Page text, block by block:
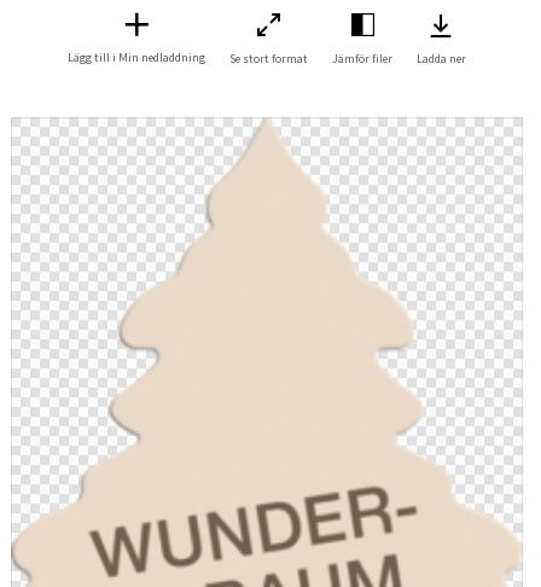
Lägg till i Min nedladdning Se stort format Jämför filer Ladda ner